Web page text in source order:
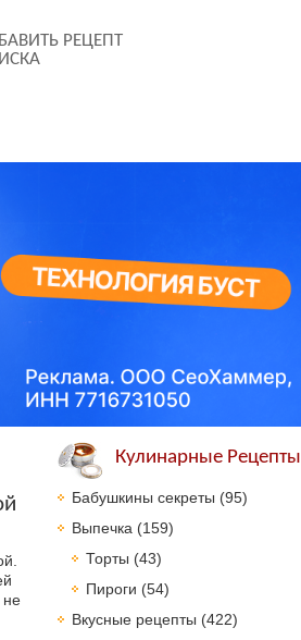
РЕЦЕПТ
не
Кулинарные Рецепты
Бабушкины секреты (95)
Выпечка (159)
Торты (43)
Пироги (54)
Вкусные рецепты (422)